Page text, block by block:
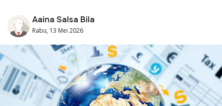
Aaina Salsa Bila
Rabu, 13 Mei 2026